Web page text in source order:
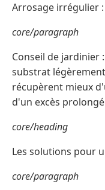
Arrosage irrégulier
core/paragraph
Conseil de jardinier
substrat
récupèrent mieux
d'un excès
core/heading
Les solutions pour
core/paragraph